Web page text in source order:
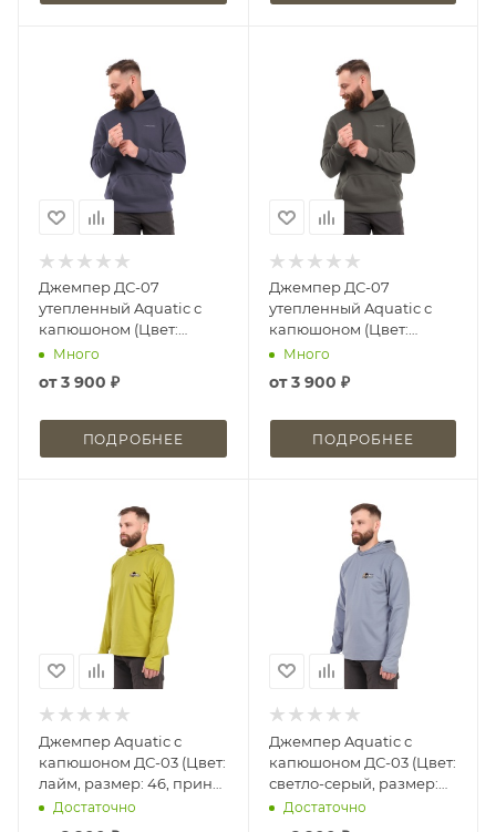
Джемпер ДС-07
утепленный Aquatic с
капюшоном (Цвет:
фиолетовый, размер: 46)
Много
от3 900 ₽
ПОДРОБНЕЕ
Джемпер ДС-07
утепленный Aquatic с
капюшоном (Цвет:
серый, размер: 46)
Много
от3 900 ₽
ПОДРОБНЕЕ
Джемпер Aquatic с
капюшоном ДС-03 (Цвет:
лайм, размер: 46, принт:
Travel)
Достаточно
Джемпер Aquatic с
капюшоном ДС-03 (Цвет:
светло-серый, размер:
46, принт: Travel)
Достаточно